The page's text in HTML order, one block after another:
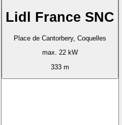
Lidl France SNC
Place de Cantorbery, Coquelles
max. 22 kW
333 m